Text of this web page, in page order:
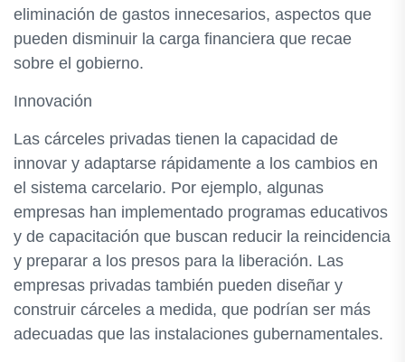
eliminación de gastos innecesarios, aspectos que
pueden disminuir la carga financiera que recae
sobre el gobierno.
Innovación
Las cárceles privadas tienen la capacidad de
innovar y adaptarse rápidamente a los cambios en
el sistema carcelario. Por ejemplo, algunas
empresas han implementado programas educativos
y de capacitación que buscan reducir la reincidencia
y preparar a los presos para la liberación. Las
empresas privadas también pueden diseñar y
construir cárceles a medida, que podrían ser más
adecuadas que las instalaciones gubernamentales.